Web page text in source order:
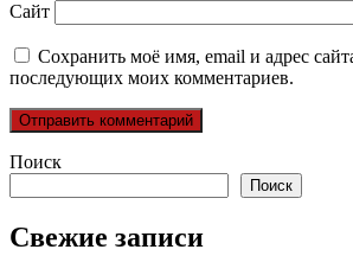
Сайт
Сохранить моё имя, email и адрес
последующих моих комментариев.
Поиск
Поиск
Свежие записи